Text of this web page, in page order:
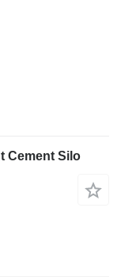
Cement Silo